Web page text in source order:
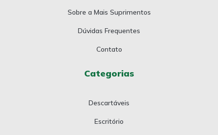
Sobre a Mais Suprimentos
Dúvidas Frequentes
Contato
Categorias
Descartáveis
Escritório